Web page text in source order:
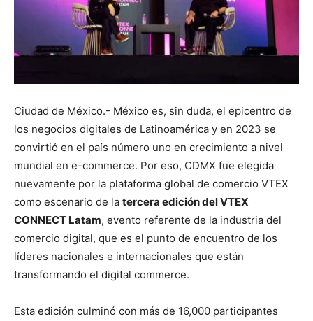
Ciudad de México.- México es, sin duda, el epicentro de
los negocios digitales de Latinoamérica y en 2023 se
convirtió en el país número uno en crecimiento a nivel
mundial en e-commerce. Por eso, CDMX fue elegida
nuevamente por la plataforma global de comercio VTEX
como escenario de la tercera edición del VTEX
CONNECT Latam, evento referente de la industria del
comercio digital, que es el punto de encuentro de los
líderes nacionales e internacionales que están
transformando el digital commerce.
Esta edición culminó con más de 16,000 participantes